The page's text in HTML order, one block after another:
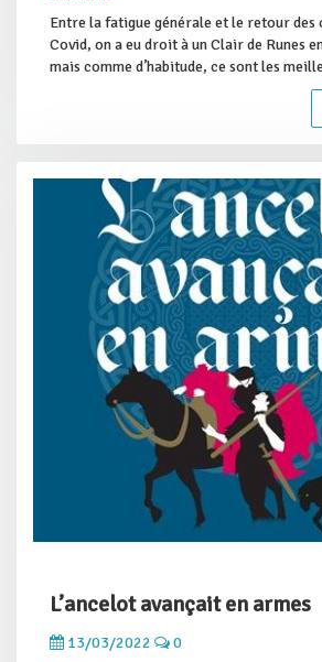
Entre la fatigue générale et le retour des
Covid, on a eu droit à un Clair de Runes
mais comme d’habitude, ce sont les
L’ancelot avançait en armes
13/03/2022
0